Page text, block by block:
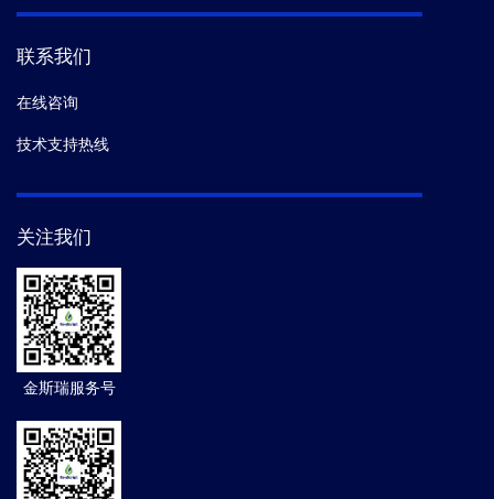
联系我们
在线咨询
技术支持热线
关注我们
金斯瑞服务号